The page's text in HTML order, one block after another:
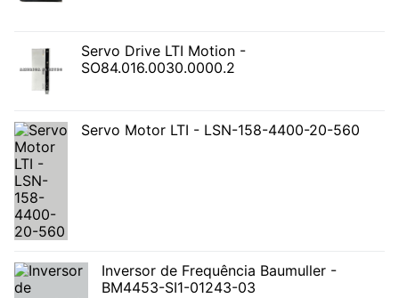
Servo Drive LTI Motion -
SO84.016.0030.0000.2
Servo Motor LTI - LSN-158-4400-20-560
Inversor de Frequência Baumuller -
BM4453-SI1-01243-03